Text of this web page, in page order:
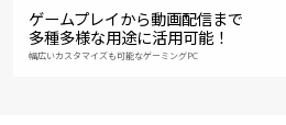
ワークステーション
iiyama ス
ゲームプレイから動画配信まで
多種多様な用途に活用可能！
幅広いカスタマイズも可能なゲーミングPC